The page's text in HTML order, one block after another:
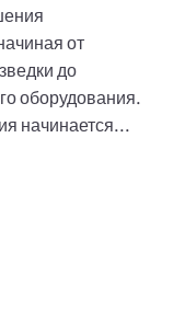
от
до
оборудования.
начинается...